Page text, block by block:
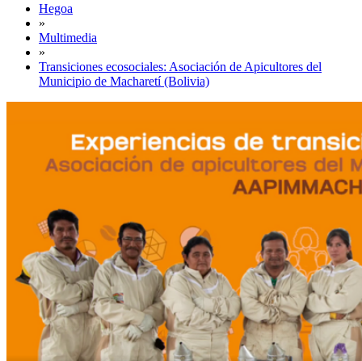
Hegoa
»
Multimedia
»
Transiciones ecosociales: Asociación de Apicultores del
Municipio de Macharetí (Bolivia)